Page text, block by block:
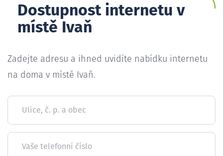
Dostupnost internetu v
místě Ivaň
Zadejte adresu a ihned uvidíte nabídku internetu
na doma v místě Ivaň.
Ulice, č. p. a obec
Vaše telefonní číslo